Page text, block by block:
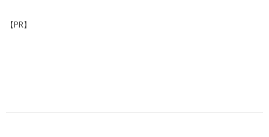
【PR】